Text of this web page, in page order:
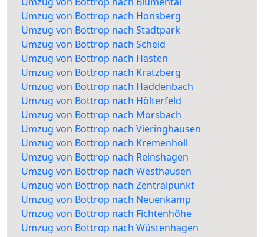
Umzug von Bottrop nach Honsberg
Umzug von Bottrop nach Stadtpark
Umzug von Bottrop nach Scheid
Umzug von Bottrop nach Hasten
Umzug von Bottrop nach Kratzberg
Umzug von Bottrop nach Haddenbach
Umzug von Bottrop nach Hölterfeld
Umzug von Bottrop nach Morsbach
Umzug von Bottrop nach Vieringhausen
Umzug von Bottrop nach Kremenholl
Umzug von Bottrop nach Reinshagen
Umzug von Bottrop nach Westhausen
Umzug von Bottrop nach Zentralpunkt
Umzug von Bottrop nach Neuenkamp
Umzug von Bottrop nach Fichtenhöhe
Umzug von Bottrop nach Wüstenhagen